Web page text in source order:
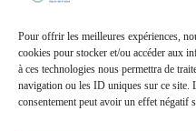
Pour offrir les meilleures expériences,
cookies pour stocker et/ou accéder aux
à ces technologies nous permettra de
navigation ou les ID uniques sur ce site.
consentement peut avoir un effet négatif
Recrutement
Support
Contact